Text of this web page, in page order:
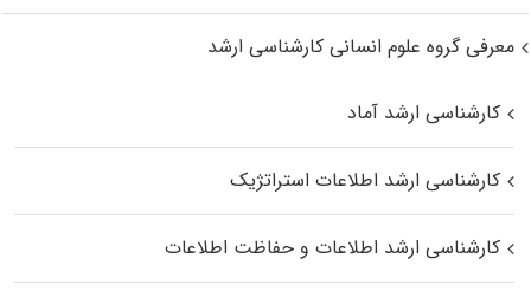
معرفی گروه علوم انسانی کارشناسی ارشد
کارشناسی ارشد آماد
کارشناسی ارشد اطلاعات استراتژیک
کارشناسی ارشد اطلاعات و حفاظت اطلاعات